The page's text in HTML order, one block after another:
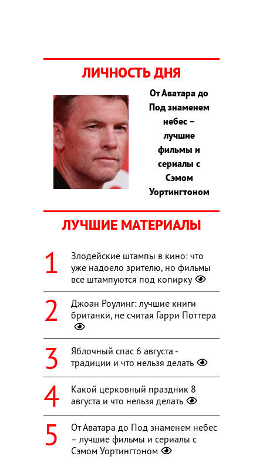
ЛИЧНОСТЬ ДНЯ
От Аватара до
Под знаменем
небес –
лучшие
фильмы и
сериалы с
Сэмом
Уортингтоном
ЛУЧШИЕ МАТЕРИАЛЫ
Злодейские штампы в кино: что
уже надоело зрителю, но фильмы
все штампуются под копирку
Джоан Роулинг: лучшие книги
британки, не считая Гарри Поттера
Яблочный спас 6 августа -
традиции и что нельзя делать
Какой церковный праздник 8
августа и что нельзя делать
От Аватара до Под знаменем небес
– лучшие фильмы и сериалы с
Сэмом Уортингтоном